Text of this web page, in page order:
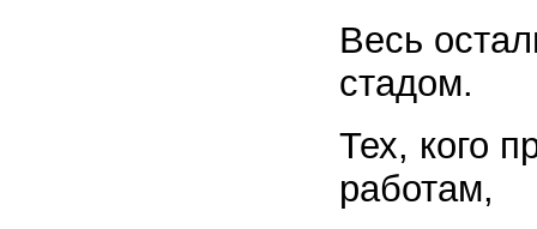
Весь
стадом.
Тех, кого
работам,